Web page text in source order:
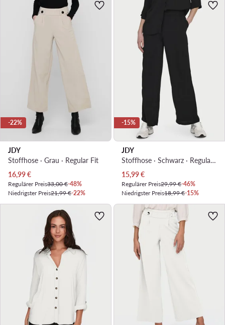
-22%
JDY
Stoffhose · Grau · Regular Fit
Aktueller Preis
16,99€
Regulärer Preis33,00 €-48%
Niedrigster Preis21,99 €-22%
-15%
JDY
Stoffhose · Schwarz · Regular Fit
Aktueller Preis
15,99€
Regulärer Preis29,99 €-46%
Niedrigster Preis18,99 €-15%